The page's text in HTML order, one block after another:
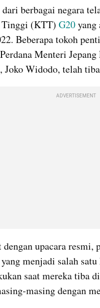
dari berbagai negara
(KTT) G20 yang
Beberapa tokoh
Menteri
Joko Widodo, telah
ADVERTISEMENT
dengan upacara
yang menjadi salah
saat mereka tiba
masing dengan